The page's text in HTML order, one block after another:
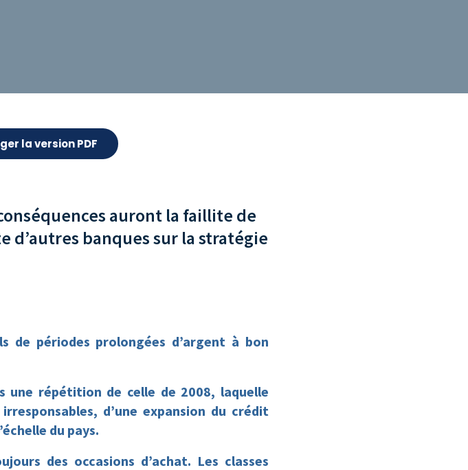
la version PDF
auront la faillite de
d’autres banques sur la stratégie
de périodes prolongées d’argent à bon
une répétition de celle de 2008, laquelle
d’une expansion du crédit
du pays.
des occasions d’achat. Les classes